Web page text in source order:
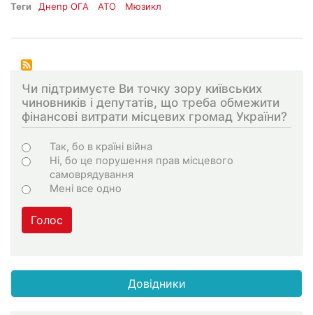
Теги Днепр ОГА АТО Мюзикл
Чи підтримуєте Ви точку зору київських
чиновників і депутатів, що треба обмежити
фінансові витрати місцевих громад України?
Choices
Так, бо в країні війна
Ні, бо це порушення прав місцевого
самоврядування
Мені все одно
Голос
Довідники